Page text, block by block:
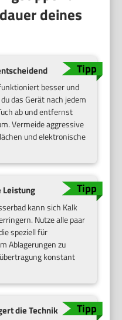
deines
besser und
das Gerät nach jedem
ab und entfernst
Vermeide aggressive
und elektronische
kann sich Kalk
Nutze alle paar
speziell für
Ablagerungen zu
konstant
die Technik